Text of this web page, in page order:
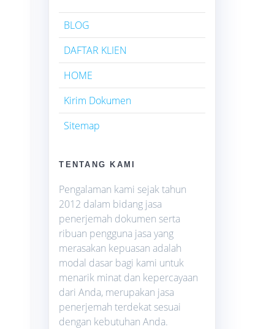
BLOG
DAFTAR KLIEN
HOME
Kirim Dokumen
Sitemap
TENTANG KAMI
Pengalaman kami sejak tahun
2012 dalam bidang jasa
penerjemah dokumen serta
ribuan pengguna jasa yang
merasakan kepuasan adalah
modal dasar bagi kami untuk
menarik minat dan kepercayaan
dari Anda, merupakan jasa
penerjemah terdekat sesuai
dengan kebutuhan Anda.